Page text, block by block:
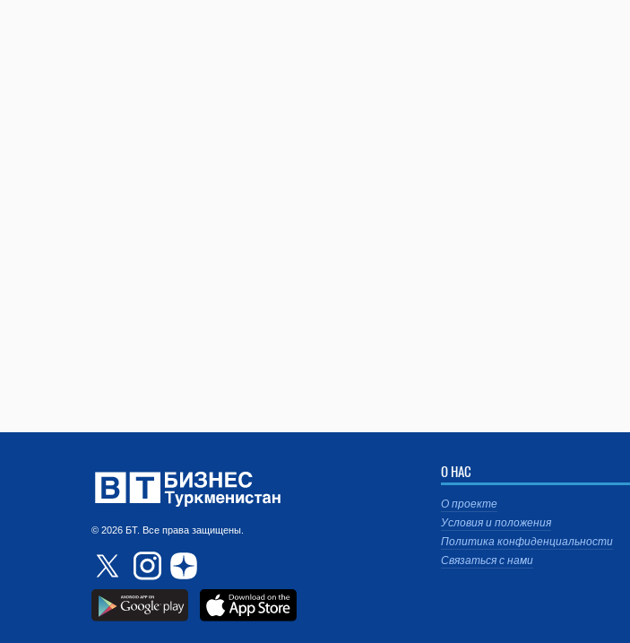
© 2026 БТ. Все права защищены.
О НАС
О проекте
Условия и положения
Политика конфиденциальности
Связаться с нами